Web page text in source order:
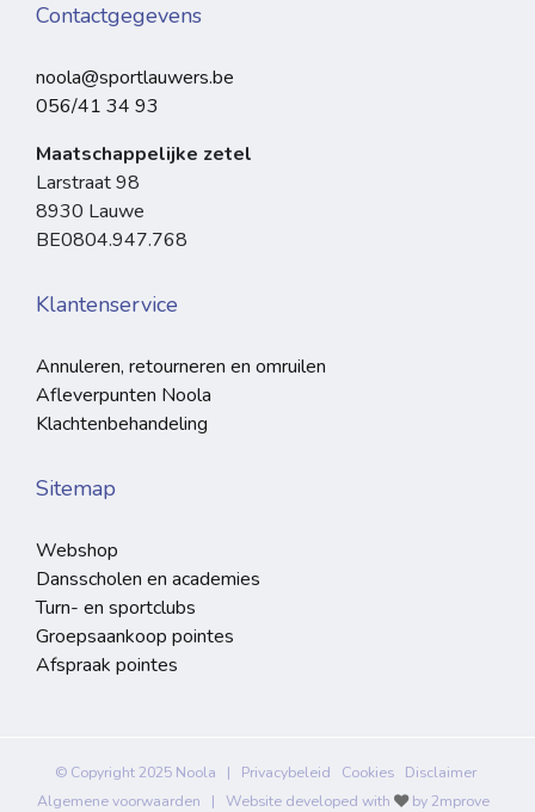
Contactgegevens
noola@sportlauwers.be
056/41 34 93
Maatschappelijke zetel
Larstraat 98
8930 Lauwe
BE0804.947.768
Klantenservice
Annuleren, retourneren en omruilen
Afleverpunten Noola
Klachtenbehandeling
Sitemap
Webshop
Dansscholen en academies
Turn- en sportclubs
Groepsaankoop pointes
Afspraak pointes
© Copyright 2025 Noola | Privacybeleid Cookies
Disclaimer
Algemene voorwaarden | Website developed with by 2mprove